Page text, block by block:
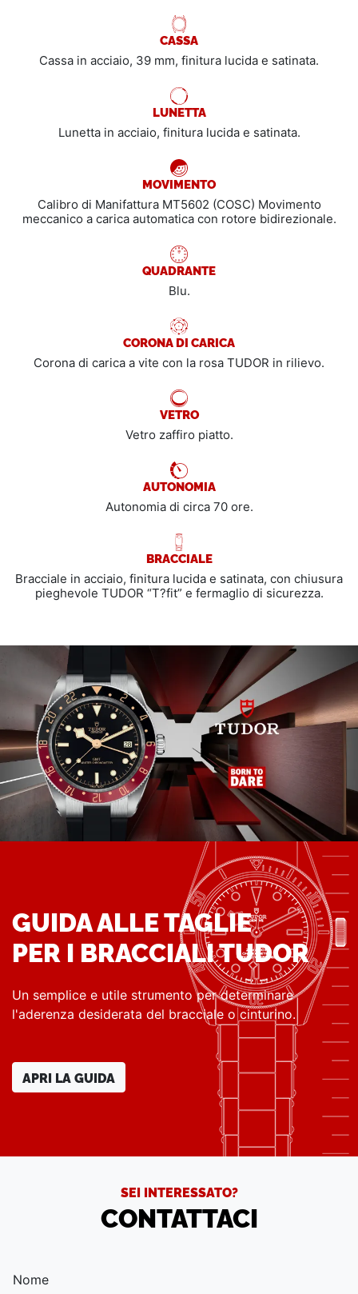
CASSA
Cassa in acciaio, 39 mm, finitura lucida e satinata.
LUNETTA
Lunetta in acciaio, finitura lucida e satinata.
MOVIMENTO
Calibro di Manifattura MT5602 (COSC) Movimento
meccanico a carica automatica con rotore bidirezionale.
QUADRANTE
Blu.
CORONA DI CARICA
Corona di carica a vite con la rosa TUDOR in rilievo.
VETRO
Vetro zaffiro piatto.
AUTONOMIA
Autonomia di circa 70 ore.
BRACCIALE
Bracciale in acciaio, finitura lucida e satinata, con chiusura
pieghevole TUDOR “T?fit” e fermaglio di sicurezza.
GUIDA ALLE TAGLIE
PER I BRACCIALI TUDOR
Un semplice e utile strumento per determinare
l'aderenza desiderata del bracciale o cinturino.
APRI LA GUIDA
SEI INTERESSATO?
CONTATTACI
Nome